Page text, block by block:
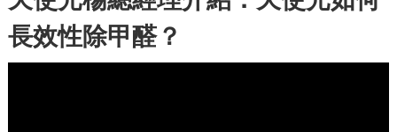
長效性除甲醛？